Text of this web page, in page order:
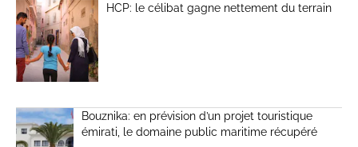
HCP: le célibat gagne nettement du terrain
Bouznika: en prévision d’un projet touristique
émirati, le domaine public maritime récupéré